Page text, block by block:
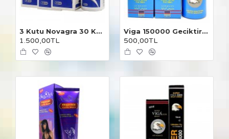
3 Kutu Novagra 30 Kapsül
1.500,00TL
Viga 150000 Geciktirici Sprey 2 Adet
500,00TL